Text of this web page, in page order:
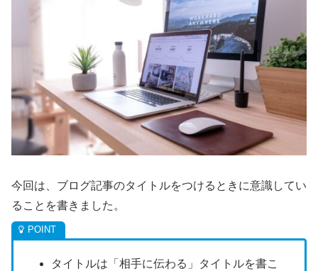
今回は、ブログ記事のタイトルをつけるときに意識してい
ることを書きました。
タイトルは「相手に伝わる」タイトルを書こ